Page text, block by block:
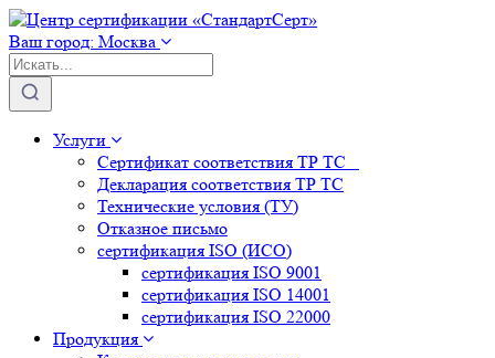
Ваш город: Москва
Услуги
Сертификат соответствия ТР ТС
Декларация соответствия ТР ТС
Технические условия (ТУ)
Отказное письмо
сертификация ISO (ИСО)
сертификация ISO 9001
сертификация ISO 14001
сертификация ISO 22000
Продукция